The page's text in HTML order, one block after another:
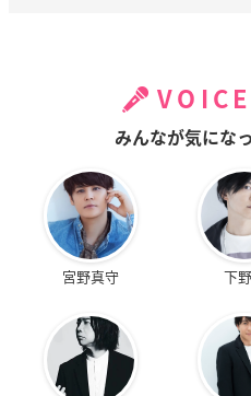
みんなが気にな
宮野真守 下